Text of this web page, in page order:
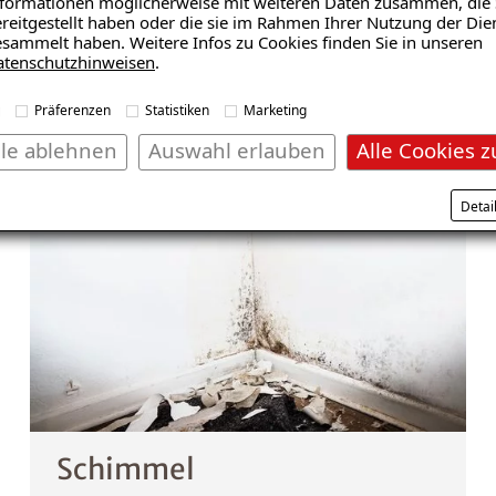
haben oder die sie im Rahmen Ihrer Nutzung der
haben. Weitere Infos zu Cookies finden Sie in unseren
.
Präferenzen Statistiken Marketing
Alle Cookies
Auswahl erlauben
ablehnen
zuverlässigen Mitarbeiter begleiten Sie von der
Sanierungslösung auf höchstem
Schimmel